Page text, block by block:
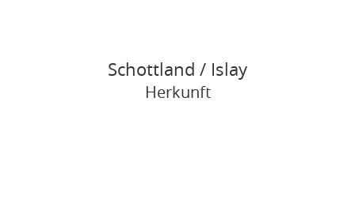
Schottland / Islay
Herkunft